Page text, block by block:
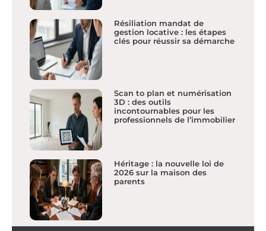
Résiliation mandat de
gestion locative : les étapes
clés pour réussir sa démarche
Scan to plan et numérisation
3D : des outils
incontournables pour les
professionnels de l’immobilier
Héritage : la nouvelle loi de
2026 sur la maison des
parents